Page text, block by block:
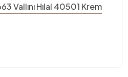
Vallını Hılal 40501 Krem